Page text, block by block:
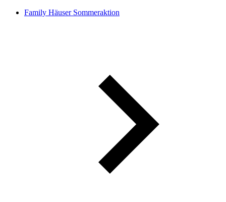
Family Häuser Sommeraktion